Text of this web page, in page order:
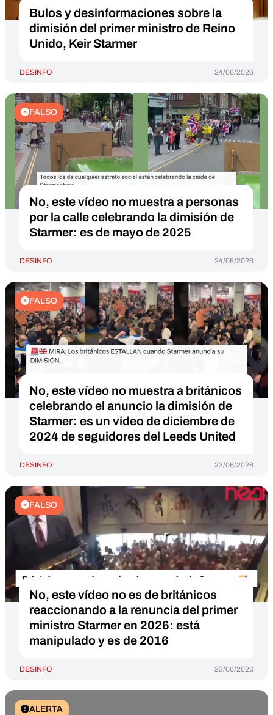
Bulos y desinformaciones sobre la
dimisión del primer ministro de Reino
Unido, Keir Starmer
DESINFO 24/06/2026
FALSO
No, este vídeo no muestra a personas
por la calle celebrando la dimisión de
Starmer: es de mayo de 2025
DESINFO 24/06/2026
FALSO
No, este vídeo no muestra a británicos
celebrando el anuncio la dimisión de
Starmer: es un vídeo de diciembre de
2024 de seguidores del Leeds United
DESINFO 23/06/2026
FALSO
No, este vídeo no es de británicos
reaccionando a la renuncia del primer
ministro Starmer en 2026: está
manipulado y es de 2016
DESINFO 23/06/2026
ALERTA